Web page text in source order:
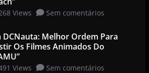
Views Sem comentários
DCNauta: Melhor Ordem Para
Os Filmes Animados Do
Views Sem comentários